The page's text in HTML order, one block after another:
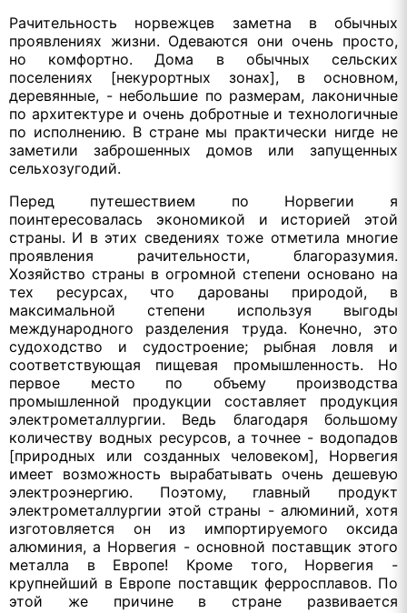
Рачительность норвежцев заметна в обычных
проявлениях жизни. Одеваются они очень просто,
но комфортно. Дома в обычных сельских
поселениях [некурортных зонах], в основном,
деревянные, - небольшие по размерам, лаконичные
по архитектуре и очень добротные и технологичные
по исполнению. В стране мы практически нигде не
заметили заброшенных домов или запущенных
сельхозугодий.
Перед путешествием по Норвегии я
поинтересовалась экономикой и историей этой
страны. И в этих сведениях тоже отметила многие
проявления рачительности, благоразумия.
Хозяйство страны в огромной степени основано на
тех ресурсах, что дарованы природой, в
максимальной степени используя выгоды
международного разделения труда. Конечно, это
судоходство и судостроение; рыбная ловля и
соответствующая пищевая промышленность. Но
первое место по объему производства
промышленной продукции составляет продукция
электрометаллургии. Ведь благодаря большому
количеству водных ресурсов, а точнее - водопадов
[природных или созданных человеком], Норвегия
имеет возможность вырабатывать очень дешевую
электроэнергию. Поэтому, главный продукт
электрометаллургии этой страны - алюминий, хотя
изготовляется он из импортируемого оксида
алюминия, а Норвегия - основной поставщик этого
металла в Европе! Кроме того, Норвегия -
крупнейший в Европе поставщик ферросплавов. По
этой же причине в стране развивается